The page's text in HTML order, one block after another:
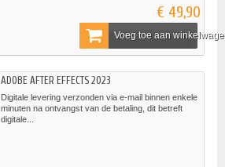
€ 49,90
Voeg toe aan
ADOBE AFTER EFFECTS 2023
Digitale levering verzonden via e-mail binnen enkele
minuten na ontvangst van de betaling, dit betreft
digitale...